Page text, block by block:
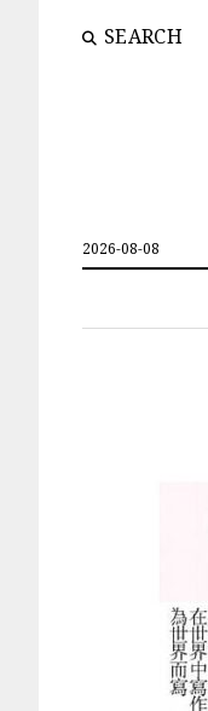
SEARCH
2026-08-08